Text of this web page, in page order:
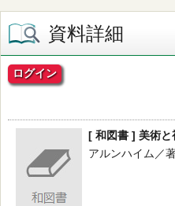
資料詳細
ログイン
[ 和図書 ] 美術と
アルンハイム／